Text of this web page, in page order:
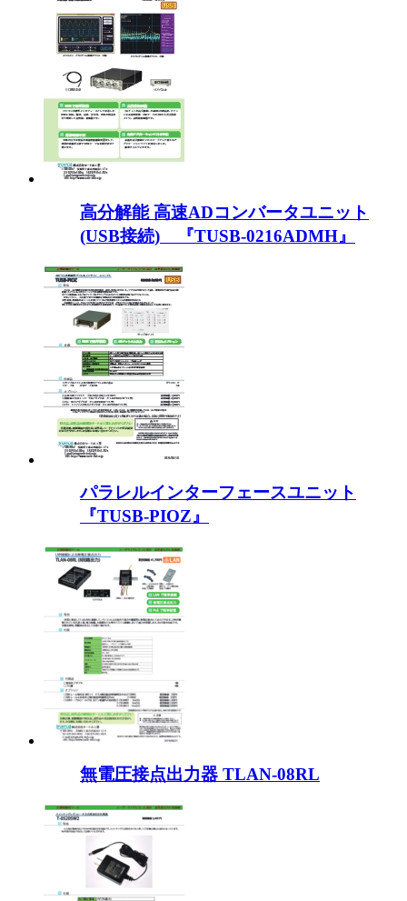
高分解能 高速ADコンバータユニット
(USB接続) 『TUSB-0216ADMH』
パラレルインターフェースユニット
『TUSB-PIOZ』
無電圧接点出力器 TLAN-08RL